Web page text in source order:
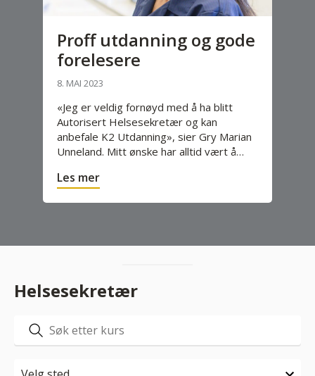
Proff utdanning og gode
forelesere
8. MAI 2023
«Jeg er veldig fornøyd med å ha blitt
Autorisert Helsesekretær og kan
anbefale K2 Utdanning», sier Gry Marian
Unneland. Mitt ønske har alltid vært å…
Les mer
Helsesekretær